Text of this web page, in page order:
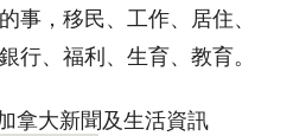
事，移民、工作、居住、
行、福利、生育、教育。
拿大新聞及生活資訊